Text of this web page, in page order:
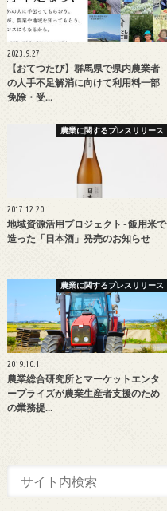
2023.9.27
【おてつたび】群馬県で県内農業者
の人手不足解消に向けて利用料一部
免除・受…
農業に関するプレスリリース
2017.12.20
地域資源活用プロジェクト - 飯用米で
造った「日本酒」発売のお知らせ
農業に関するプレスリリース
2019.10.1
農業総合研究所とマーケットエンタ
ープライズが農業生産者支援のため
の業務提…